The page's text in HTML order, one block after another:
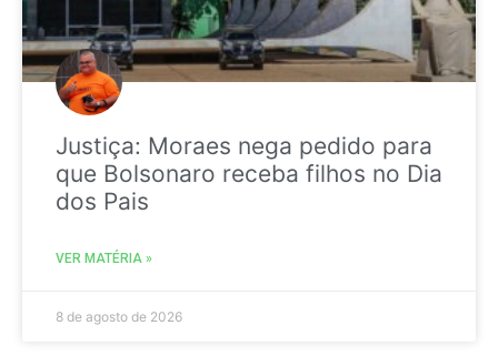
Justiça: Moraes nega pedido para
que Bolsonaro receba filhos no Dia
dos Pais
VER MATÉRIA »
8 de agosto de 2026